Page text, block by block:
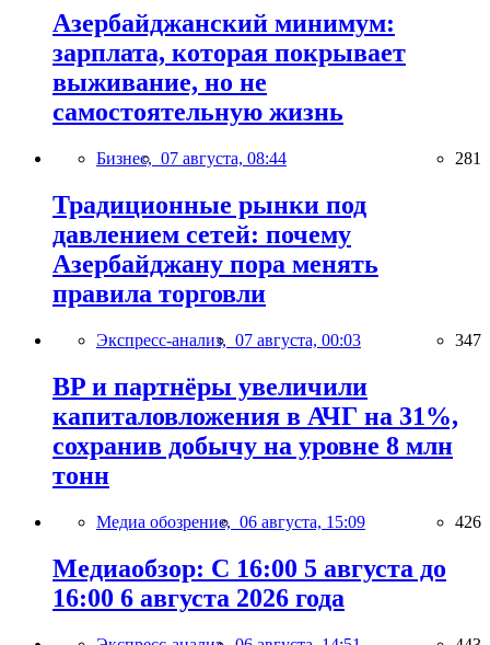
Азербайджанский минимум:
зарплата, которая покрывает
выживание, но не
самостоятельную жизнь
Бизнес, 07 августа, 08:44 281
Традиционные рынки под
давлением сетей: почему
Азербайджану пора менять
правила торговли
Экспресс-анализ, 07 августа, 00:03 347
BP и партнёры увеличили
капиталовложения в АЧГ на 31%,
сохранив добычу на уровне 8 млн
тонн
Медиа обозрение, 06 августа, 15:09 426
Медиаобзор: С 16:00 5 августа до
16:00 6 августа 2026 года